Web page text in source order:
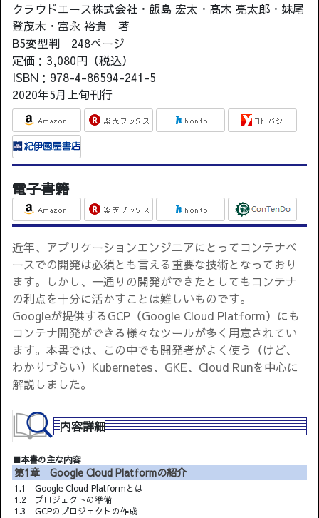
クラウドエース株式会社・飯島 宏太・高木 亮太郎・妹尾
登茂木・富永 裕貴 著
B5変型判 248ページ
定価：3,080円（税込）
ISBN：978-4-86594-241-5
2020年5月上旬刊行
電子書籍
近年、アプリケーションエンジニアにとってコンテナベ
ースでの開発は必須とも言える重要な技術となっており
ます。しかし、一通りの開発ができたとしてもコンテナ
の利点を十分に活かすことは難しいものです。
Googleが提供するGCP（Google Cloud Platform）にも
コンテナ開発ができる様々なツールが多く用意されてい
ます。本書では、この中でも開発者がよく使う（けど、
わかりづらい）Kubernetes、GKE、Cloud Runを中心に
解説しました。
内容詳細
■本書の主な内容
第1章 Google Cloud Platformの紹介
1.1 Google Cloud Platformとは
1.2 プロジェクトの準備
1.3 GCPのプロジェクトの作成